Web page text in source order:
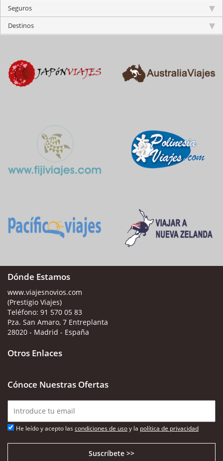
Seguros
Destinos
Dónde Estamos
www.viajesnovios.com
(Prestigio Viajes)
Teléfono: 91 570 05 83
Pza. San Amaro, 7 Entreplanta
28020 - Madrid - España
Otros Enlaces
Cónoce Nuestras Ofertas
He leído y acepto las condiciones de usoy la política de privacidad